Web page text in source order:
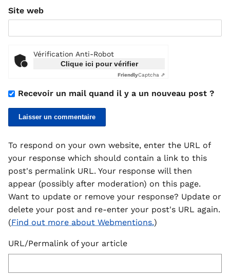
Site web
Vérification Anti-Robot
Clique ici pour vérifier
FriendlyCaptcha ⇗
Recevoir un mail quand il y a un nouveau post ?
To respond on your own website, enter the URL of
your response which should contain a link to this
post's permalink URL. Your response will then
appear (possibly after moderation) on this page.
Want to update or remove your response? Update or
delete your post and re-enter your post's URL again.
(Find out more about Webmentions.)
URL/Permalink of your article